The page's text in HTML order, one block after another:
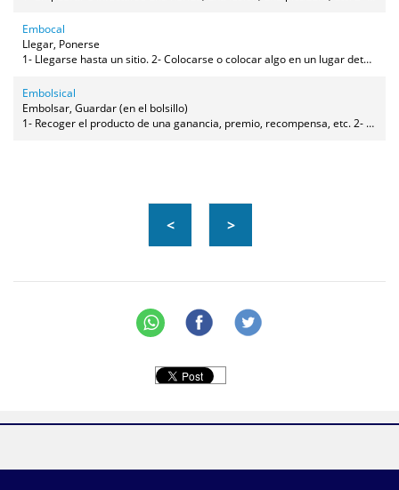
Embocal
Llegar, Ponerse
1- Llegarse hasta un sitio. 2- Colocarse o colocar algo en un lugar determinado.
Embolsical
Embolsar, Guardar (en el bolsillo)
1- Recoger el producto de una ganancia, premio, recompensa, etc. 2- Guardar en el bolsillo.
< >